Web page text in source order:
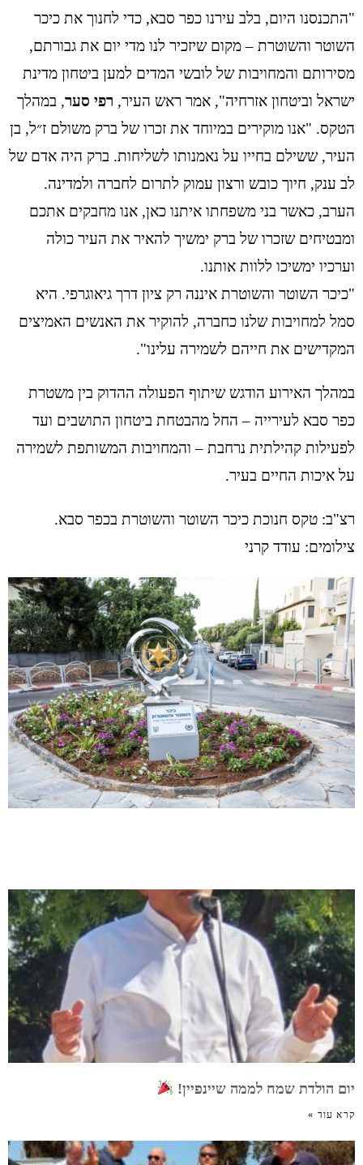
"התכנסנו היום, בלב עירנו כפר סבא, כדי לחנוך את כיכר
השוטר והשוטרת – מקום שיזכיר לנו מדי יום את גבורתם,
מסירותם והמחויבות של לובשי המדים למען ביטחון מדינת
ישראל וביטחון אזרחיה", אמר ראש העיר, רפי סער, במהלך
הטקס. "אנו מוקירים במיוחד את זכרו של ברק משולם ז״ל, בן
העיר, ששילם בחייו על נאמנותו לשליחות. ברק היה אדם של
לב ענק, חיוך כובש ורצון עמוק לתרום לחברה ולמדינה.
הערב, כאשר בני משפחתו איתנו כאן, אנו מחבקים אתכם
ומבטיחים שזכרו של ברק ימשיך להאיר את העיר כולה
וערכיו ימשיכו ללוות אותנו.
"כיכר השוטר והשוטרת איננה רק ציון דרך גיאוגרפי. היא
סמל למחויבות שלנו כחברה, להוקיר את האנשים האמיצים
המקדישים את חייהם לשמירה עלינו".
במהלך האירוע הודגש שיתוף הפעולה ההדוק בין משטרת
כפר סבא לעירייה – החל מהבטחת ביטחון התושבים ועד
לפעילות קהילתית נרחבת – והמחויבות המשותפת לשמירה
על איכות החיים בעיר.
רצ"ב: טקס חנוכת כיכר השוטר והשוטרת בכפר סבא.
צילומים: עודד קרני
יום הולדת שמח לממה שיינפיין!
קרא עוד »